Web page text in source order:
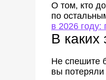
О том, кто
по
в 2026 году:
В каких
Не спешите
вы